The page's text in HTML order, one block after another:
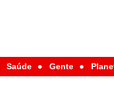
Saúde Gente